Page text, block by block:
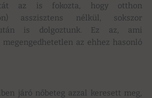
az is fokozta, hogy otthon
asszisztens nélkül, sokszor
is dolgoztunk. Ez az, ami
az ehhez hasonló
járó nőbeteg azzal keresett meg,